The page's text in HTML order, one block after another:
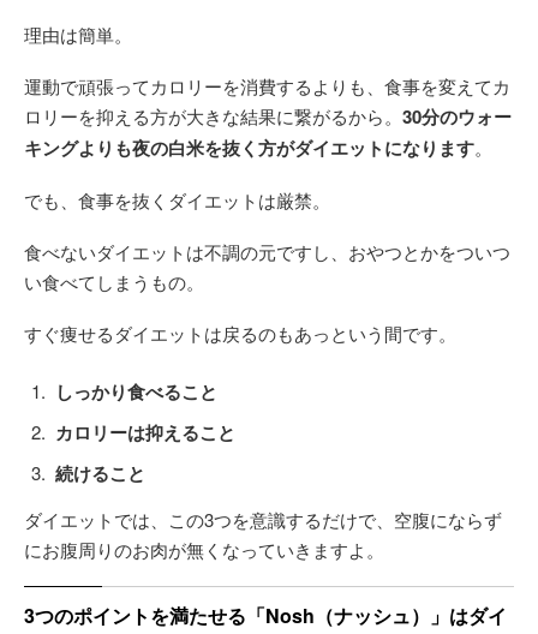
理由は簡単。
運動で頑張ってカロリーを消費するよりも、食事を変えてカ
ロリーを抑える方が大きな結果に繋がるから。 30分のウォー
キングよりも夜の白米を抜く方がダイエットになります。
でも、食事を抜くダイエットは厳禁。
食べないダイエットは不調の元ですし、おやつとかをついつ
い食べてしまうもの。
すぐ痩せるダイエットは戻るのもあっという間です。
しっかり食べること
カロリーは抑えること
続けること
ダイエットでは、この3つを意識するだけで、空腹にならず
にお腹周りのお肉が無くなっていきますよ。
3つのポイントを満たせる「Nosh（ナッシュ）」はダイ